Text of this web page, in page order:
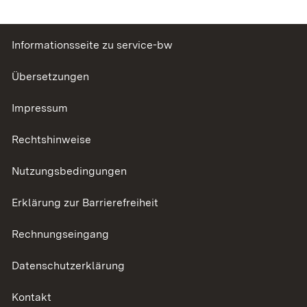
Informationsseite zu service-bw
Übersetzungen
Impressum
Rechtshinweise
Nutzungsbedingungen
Erklärung zur Barrierefreiheit
Rechnungseingang
Datenschutzerklärung
Kontakt